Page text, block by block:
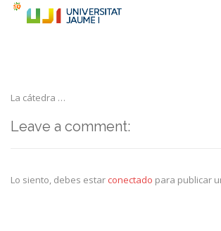
La cátedra …
Leave a comment:
Lo siento, debes estar conectado para publicar